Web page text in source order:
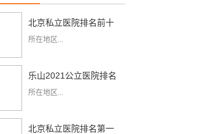
北京私立医院排名前十
所在地区...
乐山2021公立医院排名
前十
所在地区...
北京私立医院排名第一